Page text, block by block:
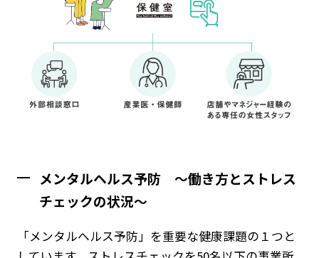
メンタルヘルス予防 ～働き方とストレス
チェックの状況～
「メンタルヘルス予防」を重要な健康課題の１つと